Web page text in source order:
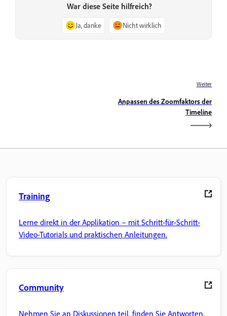
War diese Seite hilfreich?
Ja, danke Nicht wirklich
Weiter
Anpassen des Zoomfaktors der
Timeline
Training
Lerne direkt in der Applikation – mit Schritt-für-Schritt-
Video-Tutorials und praktischen Anleitungen.
Community
Nehmen Sie an Diskussionen teil, finden Sie Antworten,